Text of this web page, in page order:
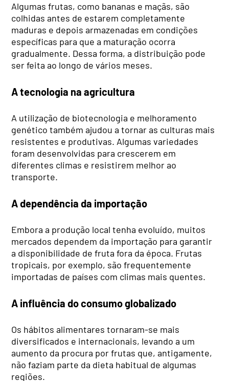
Algumas frutas, como bananas e maçãs, são
colhidas antes de estarem completamente
maduras e depois armazenadas em condições
específicas para que a maturação ocorra
gradualmente. Dessa forma, a distribuição pode
ser feita ao longo de vários meses.
A tecnologia na agricultura
A utilização de biotecnologia e melhoramento
genético também ajudou a tornar as culturas mais
resistentes e produtivas. Algumas variedades
foram desenvolvidas para crescerem em
diferentes climas e resistirem melhor ao
transporte.
A dependência da importação
Embora a produção local tenha evoluído, muitos
mercados dependem da importação para garantir
a disponibilidade de fruta fora da época. Frutas
tropicais, por exemplo, são frequentemente
importadas de países com climas mais quentes.
A influência do consumo globalizado
Os hábitos alimentares tornaram-se mais
diversificados e internacionais, levando a um
aumento da procura por frutas que, antigamente,
não faziam parte da dieta habitual de algumas
regiões.